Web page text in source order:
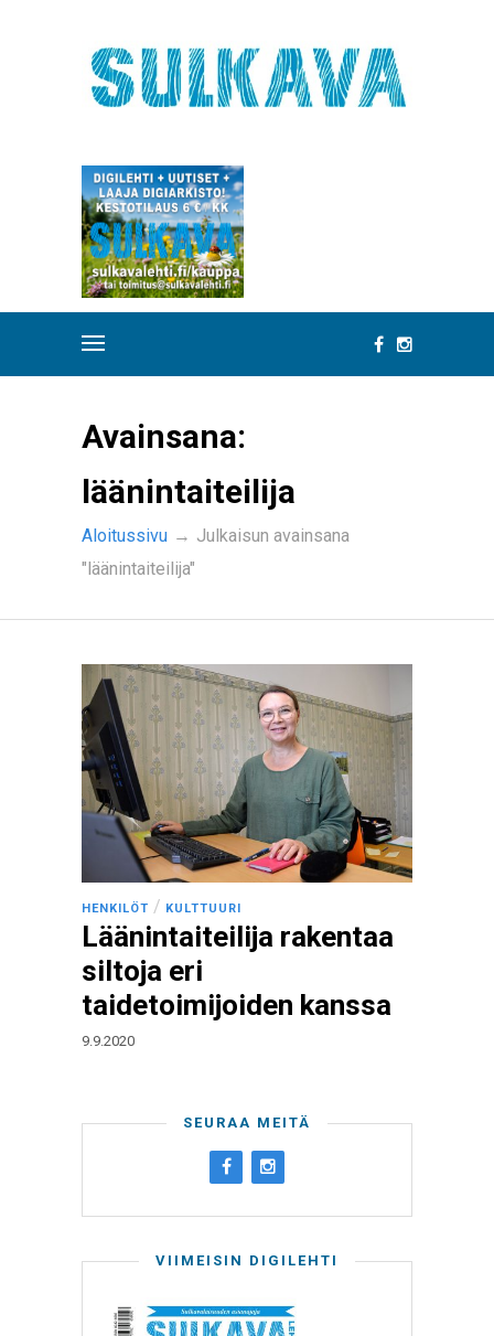
Avainsana:
läänintaiteilija
Aloitussivu → Julkaisun avainsana
"läänintaiteilija"
HENKILÖT / KULTTUURI
Läänintaiteilija rakentaa
siltoja eri
taidetoimijoiden kanssa
9.9.2020
SEURAA MEITÄ
VIIMEISIN DIGILEHTI